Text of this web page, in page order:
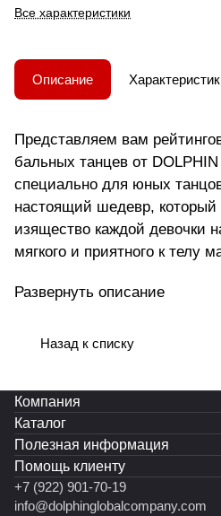
Все характеристики
Описание
Представляем вам
бальных танцев от
специально для юных
настоящий шедевр, который
изящество каждой девочки
мягкого и приятного к телу
время танца. Платье на
любым стилем танца. Это
подарит уверенность и
блистать на сцене!
Развернуть описание
Назад к списку
Компания
Каталог
Полезная информация
Помощь клиенту
+7 (922) 901-70-19
info@dolphinglobalcompany.com